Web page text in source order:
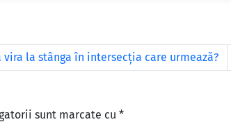
la stânga în intersecţia care urmează?
sunt marcate cu *